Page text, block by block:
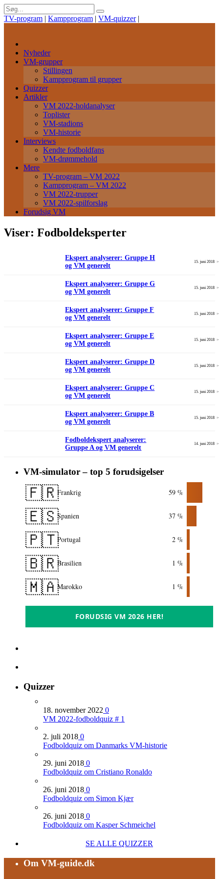
TV-program | Kampprogram | VM-quizzer |
Nyheder
VM-grupper
Stillingen
Kampprogram til grupper
Quizzer
Artikler
VM 2022-holdanalyser
Toplister
VM-stadions
VM-historie
Interviews
Kendte fodboldfans
VM-drømmehold
Mere
TV-program – VM 2022
Kampprogram – VM 2022
VM 2022-trupper
VM 2022-spilforslag
Forudsig VM
Viser: Fodboldeksperter
15. juni 2018
Ekspert analyserer: Gruppe H
og VM generelt
15. juni 2018
Ekspert analyserer: Gruppe G
og VM generelt
15. juni 2018
Ekspert analyserer: Gruppe F
og VM generelt
15. juni 2018
Ekspert analyserer: Gruppe E
og VM generelt
15. juni 2018
Ekspert analyserer: Gruppe D
og VM generelt
15. juni 2018
Ekspert analyserer: Gruppe C
og VM generelt
15. juni 2018
Ekspert analyserer: Gruppe B
og VM generelt
14. juni 2018
Fodboldekspert analyserer:
Gruppe A og VM generelt
VM-simulator – top 5 forudsigelser
🇫🇷Frankrig 59 %
🇪🇸Spanien 37 %
🇵🇹Portugal 2 %
🇧🇷Brasilien 1 %
🇲🇦Marokko 1 %
FORUDSIG VM 2026 HER!
Quizzer
18. november 2022 0
VM 2022-fodboldquiz # 1
2. juli 2018 0
Fodboldquiz om Danmarks VM-historie
29. juni 2018 0
Fodboldquiz om Cristiano Ronaldo
26. juni 2018 0
Fodboldquiz om Simon Kjær
26. juni 2018 0
Fodboldquiz om Kasper Schmeichel
SE ALLE QUIZZER
Om VM-guide.dk